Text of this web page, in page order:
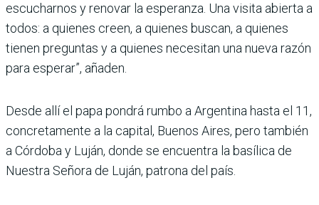
escucharnos y renovar la esperanza. Una visita abierta a
todos: a quienes creen, a quienes buscan, a quienes
tienen preguntas y a quienes necesitan una nueva razón
para esperar”, añaden.
Desde allí el papa pondrá rumbo a Argentina hasta el 11,
concretamente a la capital, Buenos Aires, pero también
a Córdoba y Luján, donde se encuentra la basílica de
Nuestra Señora de Luján, patrona del país.